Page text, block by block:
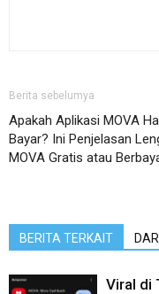
Berita sebelumya
Apakah Aplikasi MOVA
Bayar? Ini Penjelasan
MOVA Gratis atau
BERITA TERKAIT
Viral di